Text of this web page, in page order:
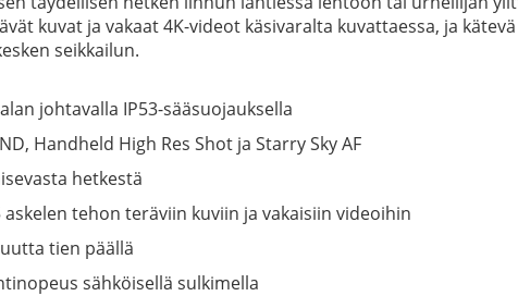
kuvat ja vakaat 4K-videot käsivaralta kuvattaessa, ja
seikkailun.
johtavalla IP53-sääsuojauksella
Handheld High Res Shot ja Starry Sky AF
hetkestä
tehon teräviin kuviin ja vakaisiin videoihin
tien päällä
sähköisellä sulkimella